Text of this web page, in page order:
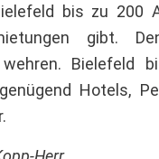
bis zu 200
gibt.
Bielefeld
Hotels,